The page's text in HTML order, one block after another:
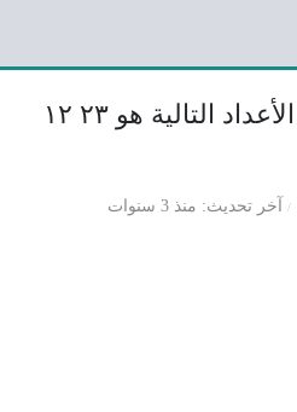
العدد الأولي من بين الأعداد التالية هو ٢٣ ١٢
آخر تحديث منذ 3 سنوات